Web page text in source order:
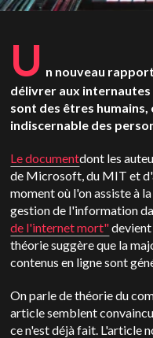
U n nouveau
délivrer aux
sont des êtres humains,
indiscernable des
Le documentdont les
de Microsoft, du MIT et
moment où l'on assiste à
gestion de l'information
de l'internet mort"devient
théorie suggère que la
contenus en ligne sont
On parle de théorie du
article semblent
ce n'est déjà fait. L'article